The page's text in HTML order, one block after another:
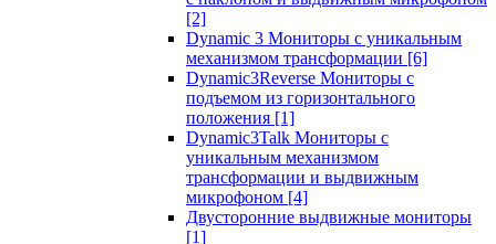
[2]
Dynamic 3 Мониторы с уникальным
механизмом трансформации [6]
Dynamic3Reverse Мониторы с
подъемом из горизонтального
положения [1]
Dynamic3Talk Мониторы с
уникальным механизмом
трансформации и выдвижным
микрофоном [4]
Двусторонние выдвижные мониторы
[1]